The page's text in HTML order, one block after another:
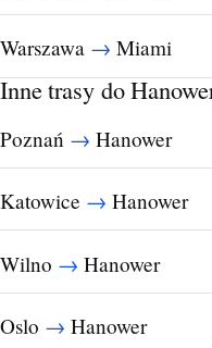
Warszawa → Miami
Inne trasy do
Poznań → Hanower
Katowice → Hanower
Wilno → Hanower
Oslo → Hanower